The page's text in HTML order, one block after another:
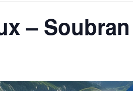
– Soubran